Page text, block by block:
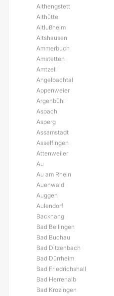
Althengstett
Althütte
Altlußheim
Altshausen
Ammerbuch
Amstetten
Amtzell
Angelbachtal
Appenweier
Argenbühl
Aspach
Asperg
Assamstadt
Asselfingen
Attenweiler
Au
Au am Rhein
Auenwald
Auggen
Aulendorf
Backnang
Bad Bellingen
Bad Buchau
Bad Ditzenbach
Bad Dürrheim
Bad Friedrichshall
Bad Herrenalb
Bad Krozingen